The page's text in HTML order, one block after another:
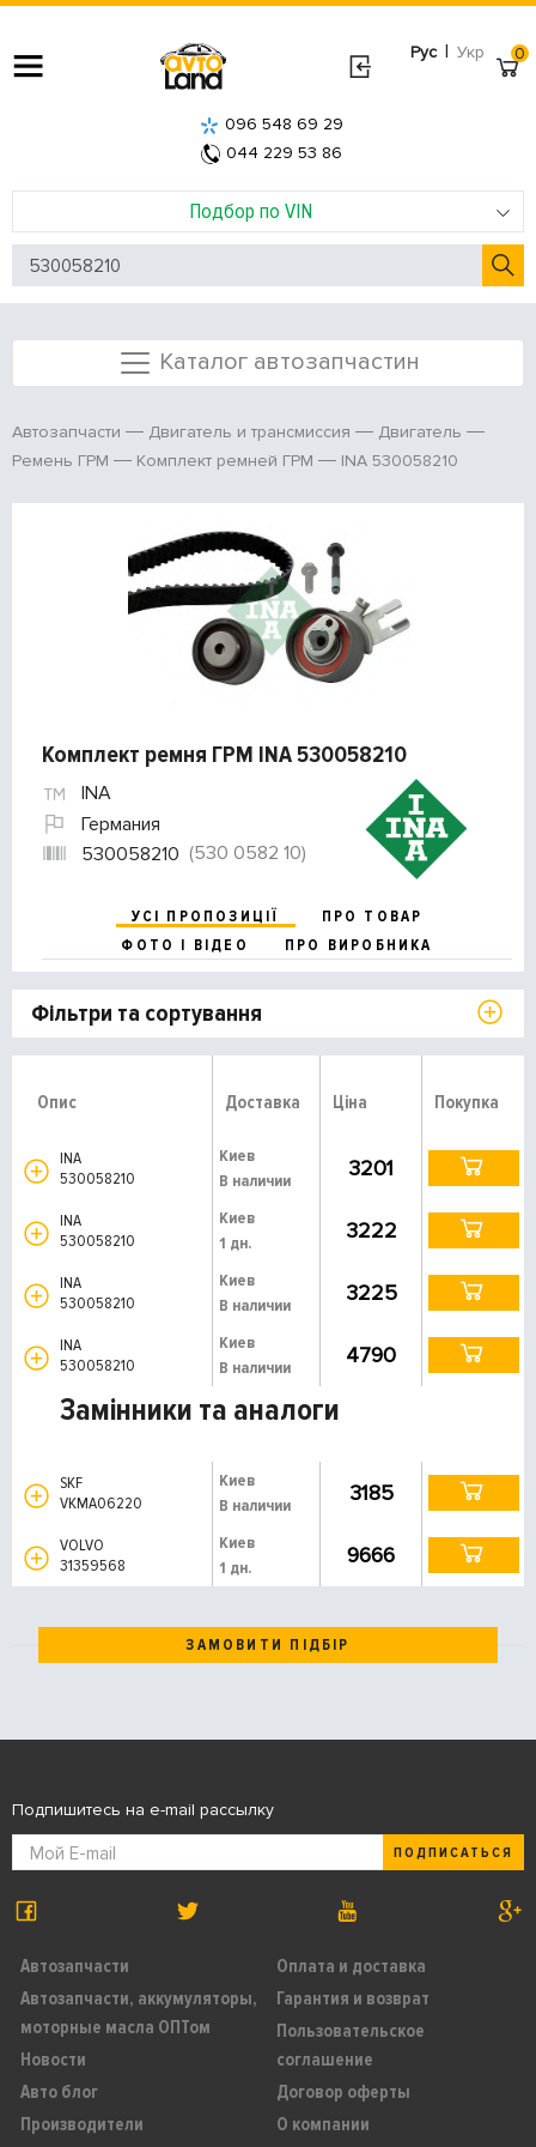
Рус | Укр
Подбор по VIN
096 548 69 29
044 229 53 86
0
Каталог автозапчастин
Автозапчасти Двигатель и трансмиссия
Двигатель
Ремень ГРМ
Комплект ремней ГРМ INA 530058210
Комплект ремня ГРМ INA 530058210
INA
Германия
530058210 (530 0582 10)
УСІ ПРОПОЗИЦІЇ
ПРО ТОВАР
ФОТО І ВІДЕО
ПРО ВИРОБНИКА
Фільтри та сортування
Опис Доставка Ціна Покупка
INA
530058210
Киев
В наличии
3201
INA
530058210
Киев
1 дн.
3222
INA
530058210
Киев
В наличии
3225
INA
530058210
Киев
В наличии
4790
Замінники та аналоги
SKF
VKMA06220
Киев
В наличии
3185
VOLVO
31359568
Киев
1 дн.
9666
ЗАМОВИТИ ПІДБІР
Автозапчасти
Автозапчасти, аккумуляторы,
моторные масла ОПТом
Новости
Авто блог
Производители
Оплата и доставка
Гарантия и возврат
Пользовательское
соглашение
Договор оферты
О компании
Подпишитесь на e-mail рассылку
ПОДПИСАТЬСЯ